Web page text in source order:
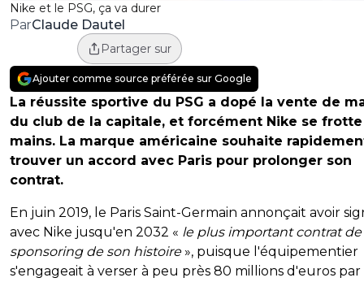
Nike et le PSG, ça va durer
ParClaude Dautel
Partager sur
Ajouter comme source préférée sur Google
La réussite sportive du PSG a dopé la vente de
du club de la capitale, et forcément Nike se
mains. La marque américaine souhaite
trouver un accord avec Paris pour prolonger son
contrat.
En juin 2019, le Paris Saint-Germain annonçait avoir
avec Nike jusqu'en 2032 « le plus important contrat de
sponsoring de son histoire», puisque l'équipementier
s'engageait à verser à peu près 80 millions d'euros par